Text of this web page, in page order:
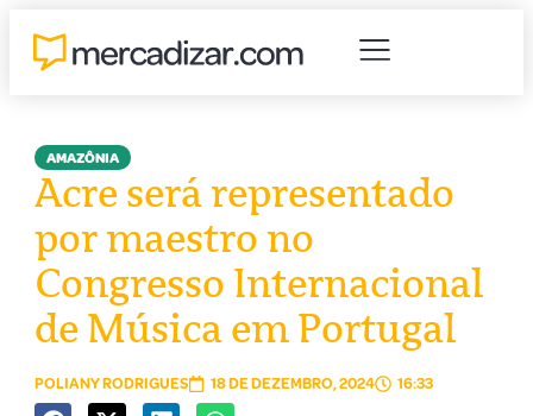
AMAZÔNIA
Acre será representado
por maestro no
Congresso Internacional
de Música em Portugal
POLIANY RODRIGUES 18 DE DEZEMBRO, 2024 16:33